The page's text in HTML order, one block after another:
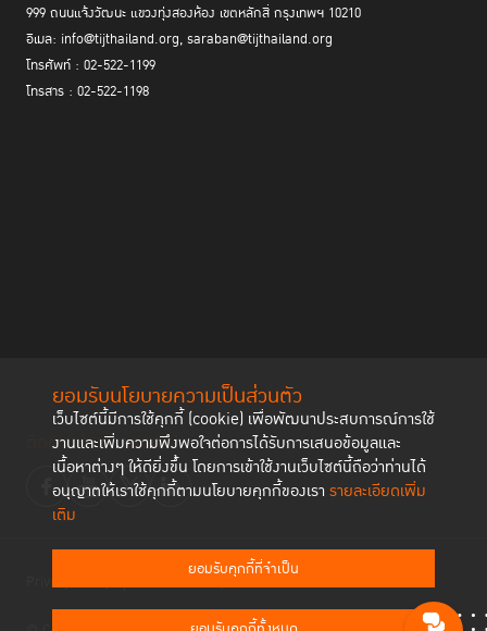
ยอมรับนโยบายความเป็นส่วนตัว
เว็บไซต์นี้มีการใช้คุกกี้ (cookie) เพื่อพัฒนาประสบการณ์การใช้
งานและเพิ่มความพึงพอใจต่อการได้รับการเสนอข้อมูลและ
เนื้อหาต่างๆ ให้ดียิ่งขึ้น โดยการเข้าใช้งานเว็บไซต์นี้ถือว่าท่านได้
อนุญาตให้เราใช้คุกกี้ตามนโยบายคุกกี้ของเรา รายละเอียดเพิ่ม
เติม
ยอมรับคุกกี้ที่จำเป็น
999 ถนนแจ้งวัฒนะ แขวงทุ่งสองห้อง เขตหลักสี่ กรุงเทพฯ 10210
อีเมล: info@tijthailand.org, saraban@tijthailand.org
โทรศัพท์ : 02-522-1199
โทรสาร : 02-522-1198
ติดตามช่องทาง social
Privacy Policy Cookies Policy